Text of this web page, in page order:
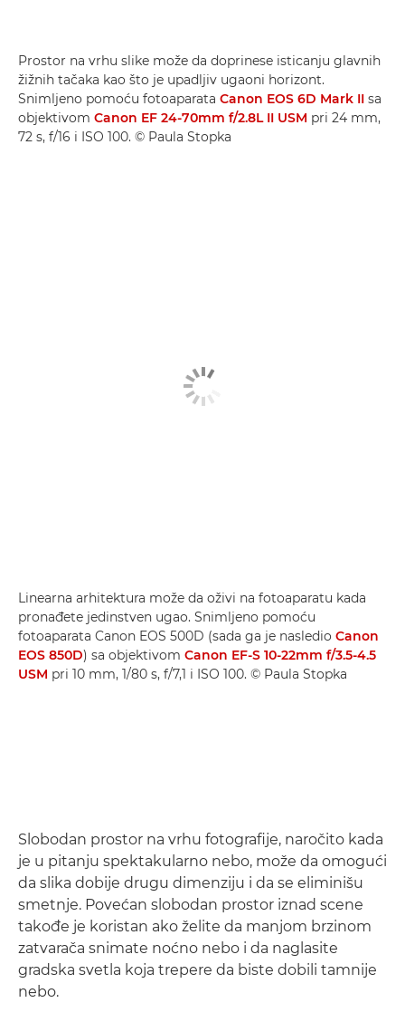
Prostor na vrhu slike može da doprinese isticanju glavnih
žižnih tačaka kao što je upadljiv ugaoni horizont.
Snimljeno pomoću fotoaparata Canon EOS 6D Mark II sa
objektivom Canon EF 24-70mm f/2.8L II USM pri 24 mm,
72 s, f/16 i ISO 100. © Paula Stopka
Linearna arhitektura može da oživi na fotoaparatu kada
pronađete jedinstven ugao. Snimljeno pomoću
fotoaparata Canon EOS 500D (sada ga je nasledio Canon
EOS 850D) sa objektivom Canon EF-S 10-22mm f/3.5-4.5
USM pri 10 mm, 1/80 s, f/7,1 i ISO 100. © Paula Stopka
Slobodan prostor na vrhu fotografije, naročito kada
je u pitanju spektakularno nebo, može da omogući
da slika dobije drugu dimenziju i da se eliminišu
smetnje. Povećan slobodan prostor iznad scene
takođe je koristan ako želite da manjom brzinom
zatvarača snimate noćno nebo i da naglasite
gradska svetla koja trepere da biste dobili tamnije
nebo.